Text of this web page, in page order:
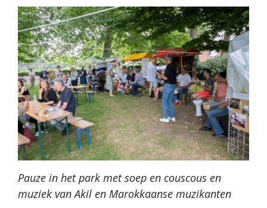
Pauze in het park met soep en couscous en
muziek van Akil en Marokkaanse muzikanten